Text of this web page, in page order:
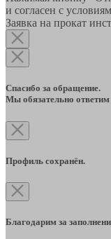
и согласен с
Заявка на прокат
Спасибо за обращение.
Мы обязательно
Профиль сохранён.
Благодарим за